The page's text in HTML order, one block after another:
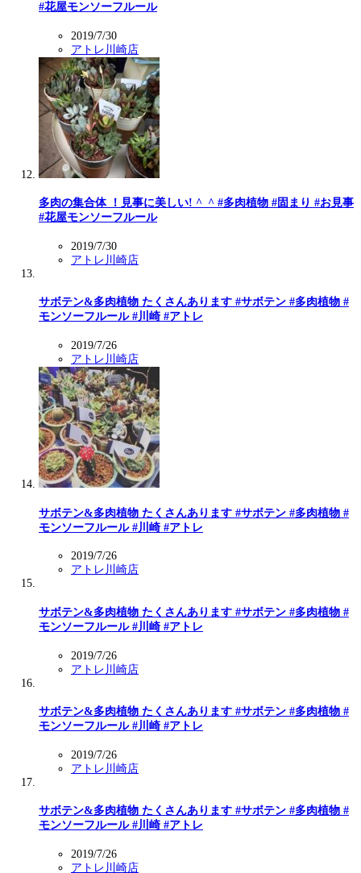
#花屋モンソーフルール
2019/7/30
アトレ川崎店
多肉の集合体 ！見事に美しい! ^_^ #多肉植物 #固まり #お見事
#花屋モンソーフルール
2019/7/30
アトレ川崎店
サボテン&多肉植物 たくさんあります #サボテン #多肉植物 #
モンソーフルール #川崎 #アトレ
2019/7/26
アトレ川崎店
サボテン&多肉植物 たくさんあります #サボテン #多肉植物 #
モンソーフルール #川崎 #アトレ
2019/7/26
アトレ川崎店
サボテン&多肉植物 たくさんあります #サボテン #多肉植物 #
モンソーフルール #川崎 #アトレ
2019/7/26
アトレ川崎店
サボテン&多肉植物 たくさんあります #サボテン #多肉植物 #
モンソーフルール #川崎 #アトレ
2019/7/26
アトレ川崎店
サボテン&多肉植物 たくさんあります #サボテン #多肉植物 #
モンソーフルール #川崎 #アトレ
2019/7/26
アトレ川崎店